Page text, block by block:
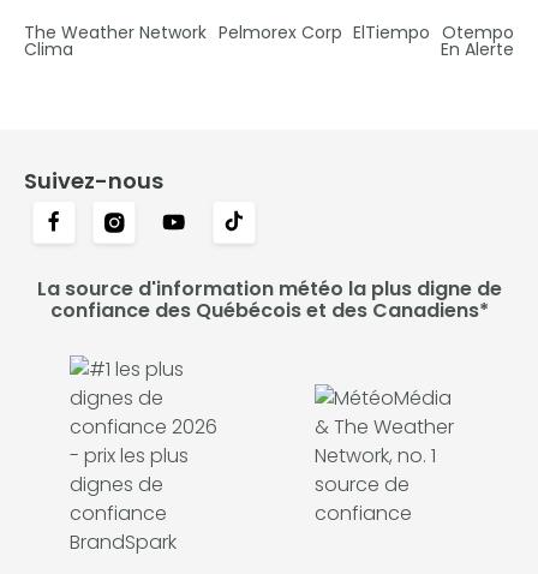
The Weather Network Pelmorex Corp ElTiempo Otempo
Clima En Alerte
Suivez-nous
La source d'information météo la plus digne de
confiance des Québécois et des Canadiens*